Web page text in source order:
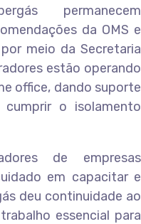
permanecem
da OMS e
meio da Secretaria
estão operando
office, dando suporte
o isolamento
de empresas
em capacitar e
deu continuidade ao
essencial para